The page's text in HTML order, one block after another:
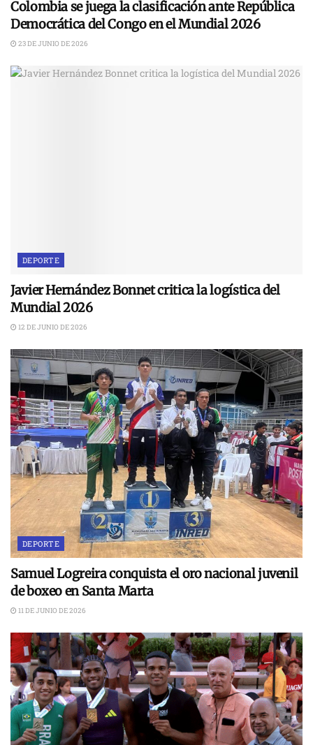
Colombia se juega la clasificación ante República
Democrática del Congo en el Mundial 2026
23 DE JUNIO DE 2026
DEPORTE
Javier Hernández Bonnet critica la logística del
Mundial 2026
12 DE JUNIO DE 2026
DEPORTE
Samuel Logreira conquista el oro nacional juvenil
de boxeo en Santa Marta
11 DE JUNIO DE 2026